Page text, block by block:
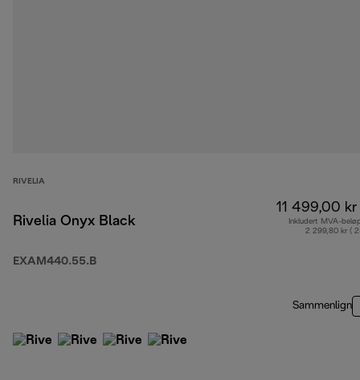
RIVELIA
Rivelia Onyx Black
EXAM440.55.B
11 499,00 kr
Inkludert MVA-
2 299,80 kr (
Sammenlign